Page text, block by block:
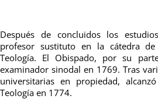
Después de concluidos los
profesor sustituto en la cátedra
Teología. El Obispado, por su
examinador sinodal en 1769. Tras
universitarias en propiedad,
Teología en 1774.